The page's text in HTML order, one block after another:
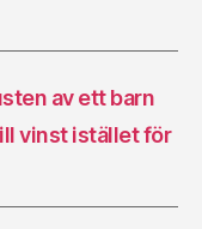
av ett barn
vinst istället för